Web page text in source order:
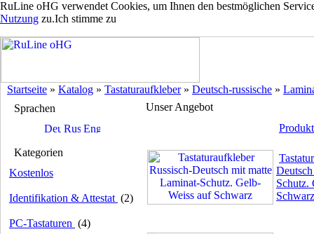
RuLine oHG verwendet Cookies, um Ihnen den bestmöglichen
Nutzung zu.Ich stimme zu
Startseite » Katalog » Tastaturaufkleber» Deutsch-russische »
Sprachen
Kategorien
Kostenlos
Identifikation & Attestat (2)
PC-Tastaturen (4)
Unser Angebot
Schutz.
Schwarz